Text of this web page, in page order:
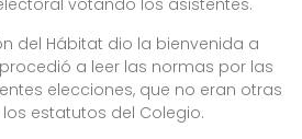
votando los asistentes.
del Hábitat dio la bienvenida a
a leer las normas por las
elecciones, que no eran otras
estatutos del Colegio.